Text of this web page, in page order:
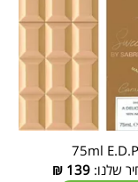
75ml E.D.P
שלנו:139
₪